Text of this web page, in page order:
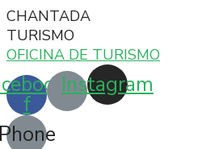
CHANTADA
TURISMO
OFICINA DE TURISMO
f
Instagram